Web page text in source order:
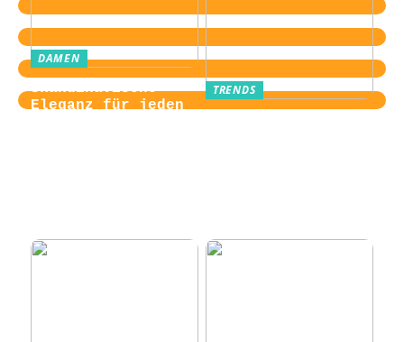
DAMEN
Skandinavische
Eleganz für jeden
TRENDS